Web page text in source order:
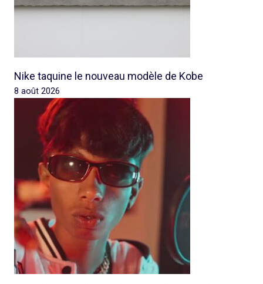
Nike taquine le nouveau modèle de Kobe
8 août 2026